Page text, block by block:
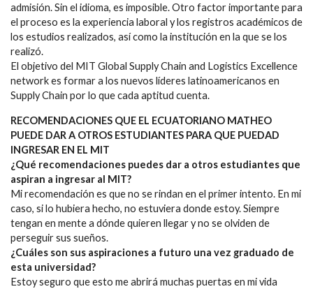
admisión. Sin el idioma, es imposible. Otro factor importante para
el proceso es la experiencia laboral y los registros académicos de
los estudios realizados, así como la institución en la que se los
realizó.
El objetivo del MIT Global Supply Chain and Logistics Excellence
network es formar a los nuevos líderes latinoamericanos en
Supply Chain por lo que cada aptitud cuenta.
RECOMENDACIONES QUE EL ECUATORIANO MATHEO
PUEDE DAR A OTROS ESTUDIANTES PARA QUE PUEDAD
INGRESAR EN EL MIT
¿Qué recomendaciones puedes dar a otros estudiantes que
aspiran a ingresar al MIT?
Mi recomendación es que no se rindan en el primer intento. En mi
caso, si lo hubiera hecho, no estuviera donde estoy. Siempre
tengan en mente a dónde quieren llegar y no se olviden de
perseguir sus sueños.
¿Cuáles son sus aspiraciones a futuro una vez graduado de
esta universidad?
Estoy seguro que esto me abrirá muchas puertas en mi vida